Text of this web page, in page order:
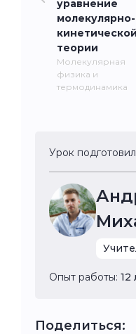
уравнение
молекулярно-
кинетической
теории
Молекулярная
физика и
термодинамика
Урок
Опыт работы: 12
Поделиться: